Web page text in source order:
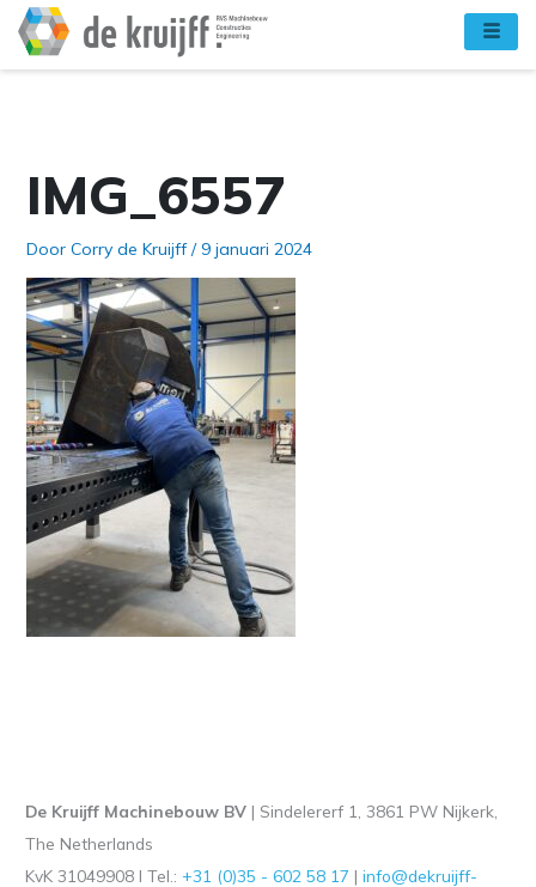
naar
de
IMG_6557
Door Corry de Kruijff/ 9 januari 2024
De Kruijff Machinebouw BV | Sindelererf 1, 3861 PW Nijkerk,
The Netherlands
KvK 31049908 l Tel.: +31 (0)35 - 602 58 17 |info@dekruijff-